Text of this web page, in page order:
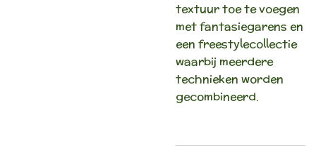
textuur toe te voegen
met fantasiegarens en
een freestylecollectie
waarbij meerdere
technieken worden
gecombineerd.